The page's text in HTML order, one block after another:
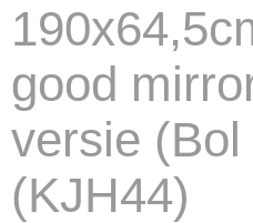
good
versie
(KJH44)